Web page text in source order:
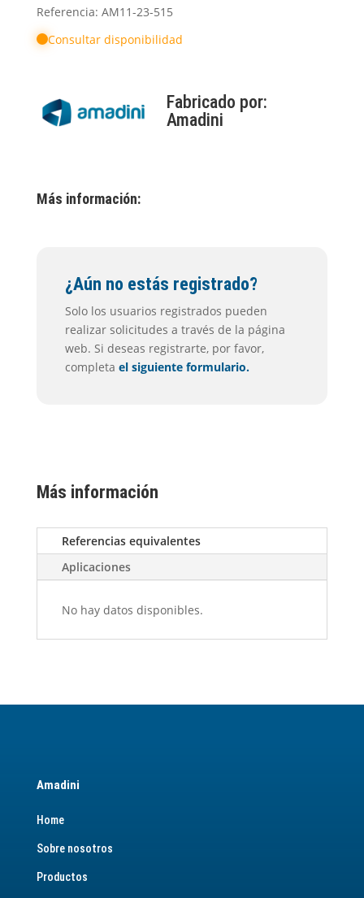
Referencia: AM11-23-515
Consultar disponibilidad
Fabricado por:
Amadini
Más información:
¿Aún no estás registrado?
Solo los usuarios registrados pueden
realizar solicitudes a través de la página
web. Si deseas registrarte, por favor,
completa el siguiente formulario.
Más información
Referencias equivalentes
Aplicaciones
No hay datos disponibles.
Amadini
Home
Sobre nosotros
Productos